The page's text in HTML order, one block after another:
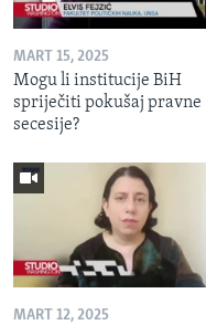
MART 15, 2025
Mogu li institucije BiH
spriječiti pokušaj pravne
secesije?
MART 12, 2025